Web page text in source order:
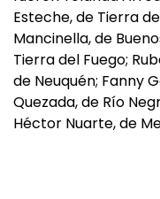
Esteche, de Tierra
Mancinella, de
Tierra del Fuego;
de Neuquén; Fanny
Quezada, de Río
Héctor Nuarte, de